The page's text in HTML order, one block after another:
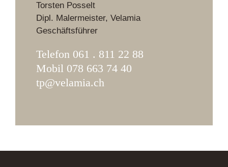
Torsten Posselt
Dipl. Malermeister, Velamia
Geschäftsführer
Telefon 061 . 811 22 88
Mobil 078 663 74 40
tp@velamia.ch